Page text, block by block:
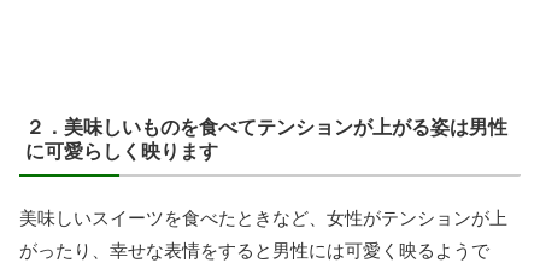
２．美味しいものを食べてテンションが上がる姿は男性
に可愛らしく映ります
美味しいスイーツを食べたときなど、女性がテンションが上
がったり、幸せな表情をすると男性には可愛く映るようで